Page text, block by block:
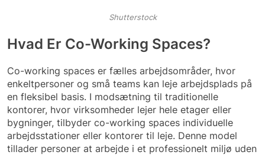
Shutterstock
Hvad Er Co-Working Spaces?
Co-working spaces er fælles arbejdsområder, hvor
enkeltpersoner og små teams kan leje arbejdsplads på
en fleksibel basis. I modsætning til traditionelle
kontorer, hvor virksomheder lejer hele etager eller
bygninger, tilbyder co-working spaces individuelle
arbejdsstationer eller kontorer til leje. Denne model
tillader personer at arbejde i et professionelt miljø uden